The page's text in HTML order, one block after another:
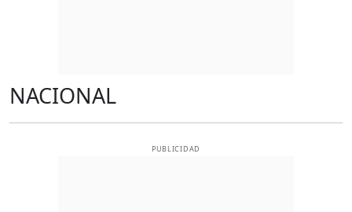
NACIONAL
PUBLICIDAD